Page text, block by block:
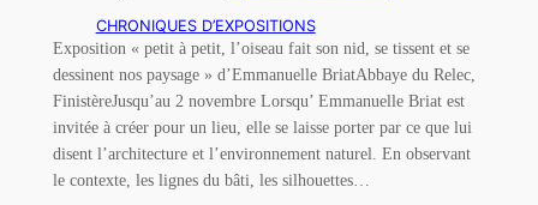
CHRONIQUES D’EXPOSITIONS
Exposition « petit à petit, l’oiseau fait son nid, se tissent et se
dessinent nos paysage » d’Emmanuelle BriatAbbaye du Relec,
FinistèreJusqu’au 2 novembre Lorsqu’ Emmanuelle Briat est
invitée à créer pour un lieu, elle se laisse porter par ce que lui
disent l’architecture et l’environnement naturel. En observant
le contexte, les lignes du bâti, les silhouettes…